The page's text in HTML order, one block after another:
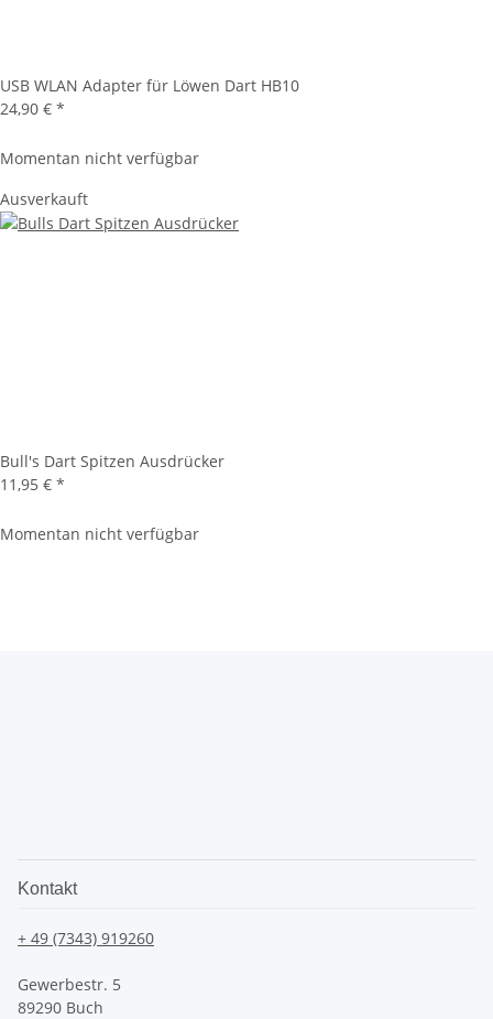
USB WLAN Adapter für Löwen Dart HB10
24,90 € *
Momentan nicht verfügbar
Ausverkauft
Bull's Dart Spitzen Ausdrücker
11,95 € *
Momentan nicht verfügbar
Kontakt
+ 49 (7343) 919260
Gewerbestr. 5
89290 Buch